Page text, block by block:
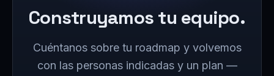
Construyamos tu equipo.
Cuéntanos sobre tu roadmap y volvemos
con las personas indicadas y un plan —